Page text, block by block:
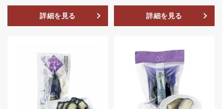
詳細を見る 詳細を見る